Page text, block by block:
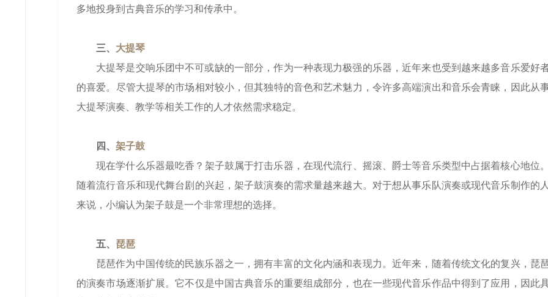
多地投身到古典音乐的学习和传承中。
三、 大提琴
大提琴是交响乐团中不可或缺的一部分，作为一种表现力极强的乐器，近年来也受到越来越多音乐爱好
的喜爱。尽管大提琴的市场相对较小，但其独特的音色和艺术魅力，令许多高端演出和音乐会青睐，因此从
大提琴演奏、教学等相关工作的人才依然需求稳定。
四、 架子鼓
现在学什么乐器最吃香‌‌？架子鼓属于打击乐器，在现代流行、摇滚、爵士等音乐类型中占据着核心地位
随着流行音乐和现代舞台剧的兴起，架子鼓演奏的需求量越来越大。对于想从事乐队演奏或现代音乐制作的
来说，小编认为架子鼓是一个非常理想的选择。
五、 琵琶
琵琶作为中国传统的民族乐器之一，拥有丰富的文化内涵和表现力。近年来，随着传统文化的复兴，琵
的演奏市场逐渐扩展。它不仅是中国古典音乐的重要组成部分，也在一些现代音乐作品中得到了应用，因此